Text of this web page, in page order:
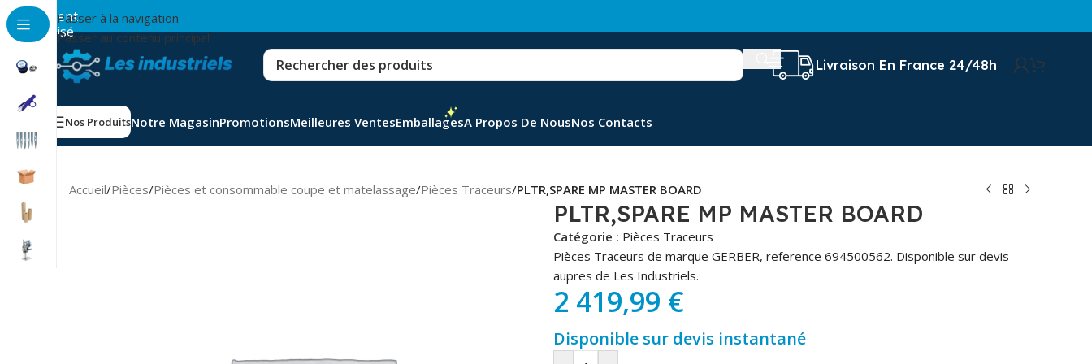
Passer à la navigation
Passer au contenu principal
Paiement
sécurisé
Livraison En France 24/48h
Nos ProduitsNotre MagasinPromotionsMeilleures VentesEmballagesA Propos De NousNos Contacts
Accueil/Pièces/Pièces et consommable coupe et matelassage/Pièces Traceurs/PLTR,SPARE MP MASTER BOARD
PLTR,SPARE MP MASTER BOARD
Catégorie : Pièces Traceurs
Pièces Traceurs de marque GERBER, reference 694500562. Disponible sur devis
aupres de Les Industriels.
2 419,99 €
Disponible sur devis instantané